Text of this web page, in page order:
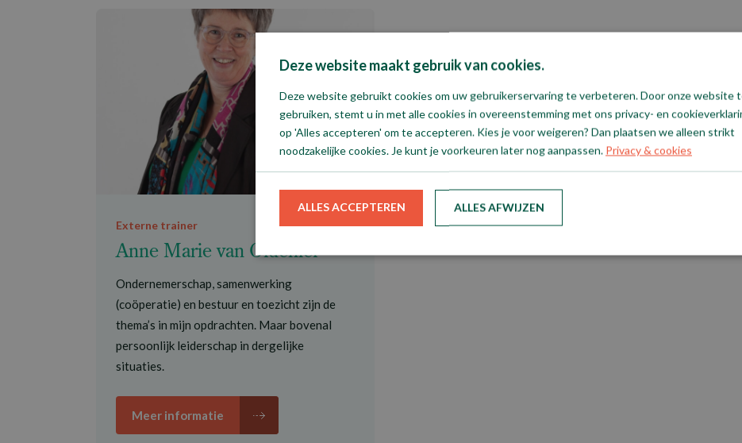
Externe trainer
Anne Marie van Oldeniel
Ondernemerschap, samenwerking
(coöperatie) en bestuur en toezicht zijn de
thema’s in mijn opdrachten. Maar bovenal
persoonlijk leiderschap in dergelijke
situaties.
Meer informatie
Deze website maakt gebruik van cookies.
Deze website gebruikt cookies om uw gebruikerservaring te verbeteren. Door onze website
gebruiken, stemt u in met alle cookies in overeenstemming met ons privacy- en
op 'Alles accepteren' om te accepteren. Kies je voor weigeren? Dan plaatsen we alleen strikt
noodzakelijke cookies. Je kunt je voorkeuren later nog aanpassen. Privacy & cookies
ALLES ACCEPTEREN ALLES AFWIJZEN